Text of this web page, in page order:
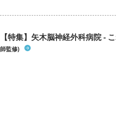
【特集】矢木脳神経外科病院 -
師監修)